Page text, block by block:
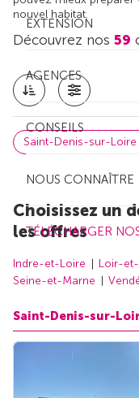
EXTENSION
AGENCES
CONSEILS
NOUS CONNAÎTRE
TÉLÉCHARGER
nouvel habitat.
Découvrez nos 59
Saint-Denis-sur-Loire
Choisissez un
les offres
Indre-et-Loire Loir-
Seine-et-Marne
Saint-Denis-sur-